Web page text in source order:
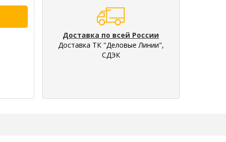
Доставка по всей России
Доставка ТК "Деловые Линии",
СДЭК